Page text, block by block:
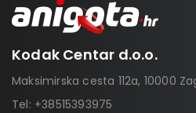
Kodak Centar d.o.o.
Maksimirska cesta 112a, 10000
Tel: +38515393975